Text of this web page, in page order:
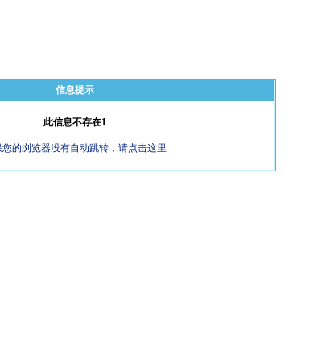
信息提示
此信息不存在1
您的浏览器没有自动跳转，请点击这里